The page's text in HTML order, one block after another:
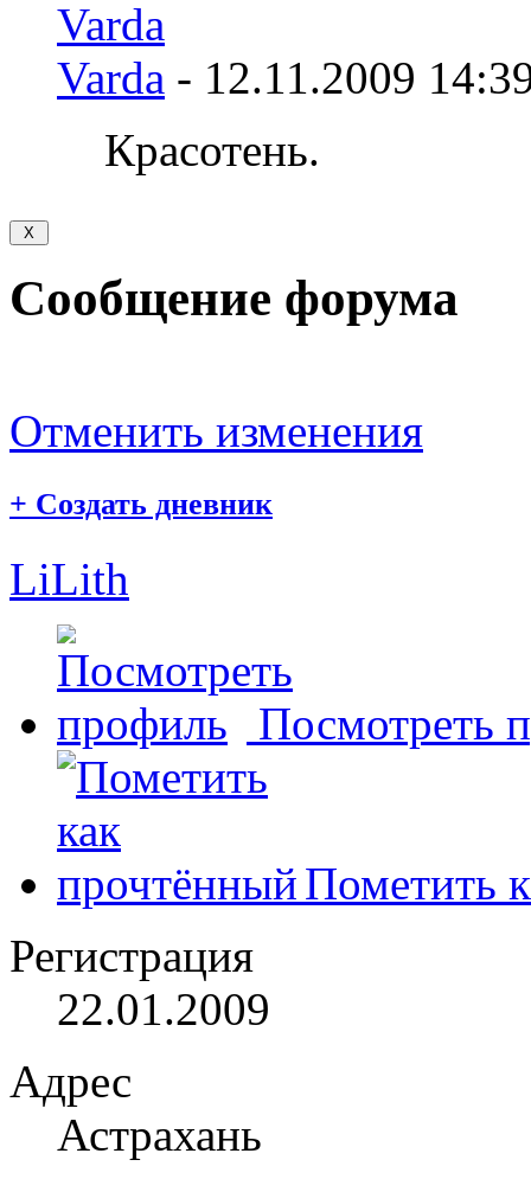
Varda - 12.11.2009
Красотень.
Сообщение форума
Отменить изменения
+ Создать дневник
LiLith
Посмотреть
Пометить
Регистрация
22.01.2009
Адрес
Астрахань